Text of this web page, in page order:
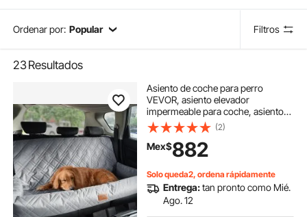
Ordenar por: Popular Filtros
23Resultados
Asiento de coche para perro
VEVOR, asiento elevador
impermeable para coche, asiento
para mascotas con correa de
seguridad con clip, relleno de
algodón PP, cama para perro
mediano y grande de hasta 45 kg,
gris
(2)
Mex$882
Solo queda2, ordena rápidamente
Entrega:tan pronto como Mié.
Ago. 12